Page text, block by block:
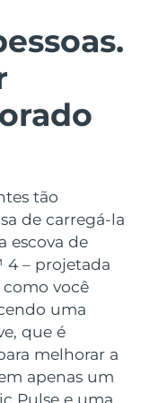
tão
de carregá-la
escova de
4 – projetada
você
uma
que é
melhorar a
apenas um
Pulse e uma
facial
the-go
lips
device
light therapy
oral
sonic toothbrush
LED
prevista
prevista09/08/2026
prevista
prevista14/08/2026
prevista
prevista
prevista13/08/2026